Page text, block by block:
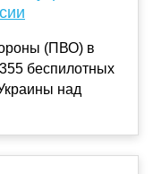
(ПВО) в
беспилотных
над